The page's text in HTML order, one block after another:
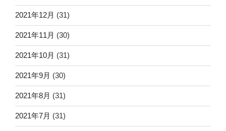
2021年12月 (31)
2021年11月 (30)
2021年10月 (31)
2021年9月 (30)
2021年8月 (31)
2021年7月 (31)